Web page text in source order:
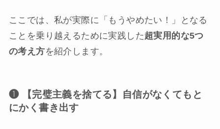
ここでは、私が実際に「もうやめたい！」となる
ことを乗り越えるために実践した超実用的な5つ
の考え方を紹介します。
❶ 【完璧主義を捨てる】自信がなくてもと
にかく書き出す